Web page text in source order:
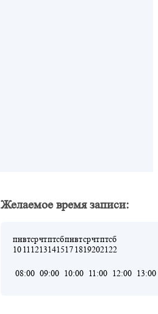
Желаемое время записи:
пн
10
вт
11
ср
12
чт
13
пт
14
сб
15
пн
17
вт
18
ср
19
чт
20
пт
21
сб
22
08:00 09:00 10:00 11:00 12:00 13:00